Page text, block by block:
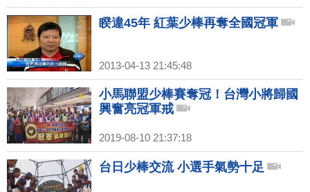
睽違45年 紅葉少棒再奪全國冠軍
2013-04-13 21:45:48
小馬聯盟少棒賽奪冠！台灣小將歸國
興奮亮冠軍戒
2019-08-10 21:37:18
台日少棒交流 小選手氣勢十足